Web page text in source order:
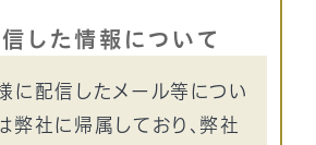
した情報について
に配信したメール等につい
弊社に帰属しており、弊社